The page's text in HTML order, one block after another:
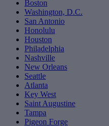
Boston
Washington, D.C.
San Antonio
Honolulu
Houston
Philadelphia
Nashville
New Orleans
Seattle
Atlanta
Key West
Saint Augustine
Tampa
Pigeon Forge